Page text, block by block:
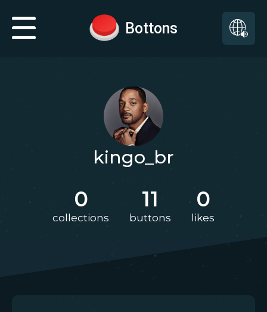
Bottons
kingo_br
0
collections
11
buttons
0
likes